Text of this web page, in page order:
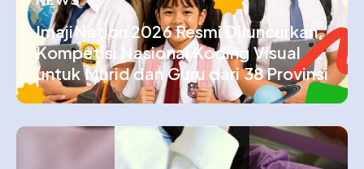
ImajiNation 2026 Resmi Diluncurkan,
Kompetisi Nasional Koding Visual
untuk Murid dan Guru dari 38 Provinsi